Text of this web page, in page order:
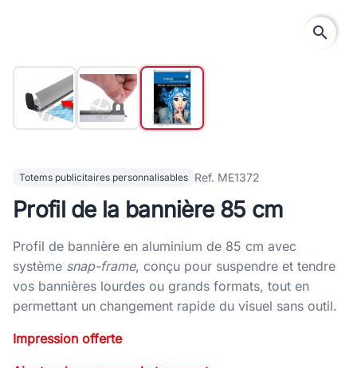
search
Totems publicitaires personnalisables Ref. ME1372
Profil de la bannière 85 cm
Profil de bannière en aluminium de 85 cm avec
système snap-frame, conçu pour suspendre et tendre
vos bannières lourdes ou grands formats, tout en
permettant un changement rapide du visuel sans outil.
Impression offerte